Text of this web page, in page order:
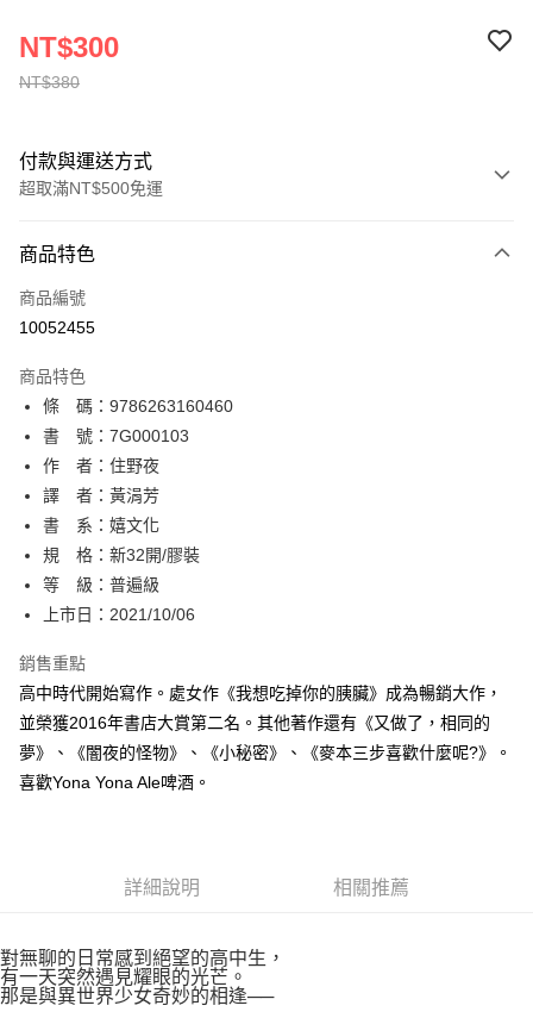
NT$380
NT$300
付款與運送方式
超取滿NT$500免運
信用卡一次付款
超商取貨付款
相關說明
【關於「AFTEE先享後付」】
AFTEE先享後付是「在收到商品之後才付款」的支付方式。 讓您購物簡單
便利好安心！
１．簡單：不需註冊會員、不需綁卡、不需儲值。
２．便利：只要手機號碼，簡訊認證，即可結帳。
３．安心：先確認商品／服務後，再付款。
【「AFTEE先享後付」結帳流程】
１．於結帳方式選擇「AFTEE先享後付」後，將跳轉至「AFTEE先享後付」
結帳頁面，進行簡訊認證並確認金額後，即可完成結帳。
２．訂單成立數日內，您將收到繳費通知簡訊。
ATM／網路銀行／等多元方式進行付款，方視為交易完成。
※ 請注意：結帳手續完成當下不需立刻繳費，但若您需要取消訂單，請聯絡
購買商品的店家。未經商家同意取消之訂單仍視為有效，需透過AFTEE先享
後付繳納相關費用。
※ 交易是否成功請以「AFTEE先享後付 」之結帳頁面顯示為準，若有關於
是否繳費成功／繳費後需取消欲退款等相關疑問，請聯繫「AFTEE先享後付
易，需依本服務之必要範圍內提供個人資料，並將交易相關給付款項請求債
https://aftee.tw/terms/#terms3
３．未成年的使用者請事先徵得法定代理人或監護人之同意方可使用
「AFTEE先享後付」，若未經同意申辦者引起之損失，本公司不負相關責
ATM付款
運送方式
全家取貨付款
每筆NT$80，滿NT$500(含以上)免運費
付款後全家取貨
每筆NT$80，滿NT$500(含以上)免運費
付款後萊爾富取貨
每筆NT$80，滿NT$500(含以上)免運費
宅配
商品特色
商品編號
10052455
商品特色
條 碼：9786263160460
書 號：7G000103
作 者：住野夜
譯 者：黃涓芳
書 系：嬉文化
規 格：新32開/膠裝
等 級：普遍級
上市日：2021/10/06
銷售重點
高中時代開始寫作。處女作《我想吃掉你的胰臟》成為暢銷大作，
並榮獲2016年書店大賞第二名。其他著作還有《又做了，相同的
夢》、《闇夜的怪物》、《小秘密》、《麥本三步喜歡什麼呢?》。
喜歡Yona Yona Ale啤酒。
詳細說明 相關推薦
對無聊的日常感到絕望的高中生，
有一天突然遇見耀眼的光芒。
那是與異世界少女奇妙的相逢──